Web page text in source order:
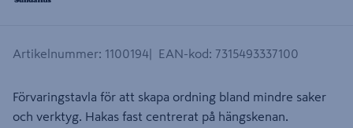
Artikelnummer: 1100194 EAN-kod: 7315493337100
Förvaringstavla för att skapa ordning bland mindre saker
och verktyg. Hakas fast centrerat på hängskenan.